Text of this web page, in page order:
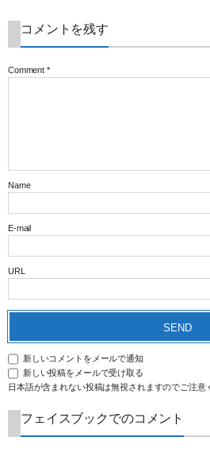
コメントを残す
Comment *
Name
E-mail
URL
新しいコメントをメールで通知
新しい投稿をメールで受け取る
日本語が含まれない投稿は無視されますのでご注意
フェイスブックでのコメント